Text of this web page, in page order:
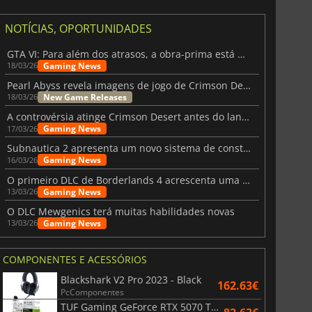
NOTÍCIAS, OPORTUNIDADES
GTA VI: Para além dos atrasos, a obra-prima está quase a chegar
18/03/26 Gaming News
Pearl Abyss revela imagens de jogo de Crimson Desert para a PS5
18/03/26 New Game Releases
A controvérsia atinge Crimson Desert antes do lançamento
17/03/26 Gaming News
Subnautica 2 apresenta um novo sistema de construção de bases
16/03/26 Gaming News
O primeiro DLC de Borderlands 4 acrescenta uma nova personagem e muito mais
13/03/26 Gaming News
O DLC Mewgenics terá muitas habilidades novas
13/03/26 Gaming News
COMPONENTES E ACESSÓRIOS
Blackshark V2 Pro 2023 - Black
PcComponentes 162.63€
TUF Gaming GeForce RTX 5070 Ti OC White Edition 16GB